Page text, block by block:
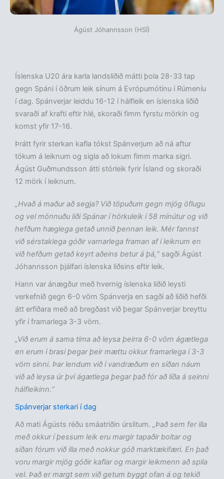
Ágúst Jóhannsson (HSÍ)
Íslenska U20 ára karla landsliðið mátti þola 28-33 tap
gegn Spáni í öðrum leik sínum á Evrópumótinu í Rúmeníu
í dag. Spánverjar leiddu 16-12 í hálfleik en íslenska liðið
svaraði af krafti eftir hlé, skoraði fimm fyrstu mörkin og
komst yfir 17-16.
Þrátt fyrir sterkan kafla tókst Spánverjum að ná aftur
tökum á leiknum og sigla að lokum fimm marka sigri.
Ágúst Guðmundsson átti stórleik fyrir Ísland og skoraði
12 mörk í leiknum.
„Hvað á maður að segja? Við töpuðum gegn mjög öflugu
og vel mönnuðu liði Spánar í hörkuleik í 58 mínútur og við
hefðum hæglega getað unnið þennan leik. Mér fannst
við sérstaklega góðir varnarlega framan af í leiknum en
við hefðum getað keyrt aðeins betur á þá,“ sagði Ágúst
Jóhannsson þjálfari íslenska liðsins eftir leik.
Hann var ánægður með hvernig íslenska liðið leysti
verkefnið gegn 6-0 vörn Spánverja en sagði að liðið hefði
átt erfiðara með að bregðast við þegar Spánverjar breyttu
yfir í framarlega 3-3 vörn.
„Við erum á sama tíma að leysa þeirra 6-0 vörn ágætlega
en erum í brasi þegar þeir mættu okkur framarlega í 3-3
vörn sinni. Þar lendum við í vandræðum en síðan náum
við að leysa úr því ágætlega þegar það fór að líða á seinni
hálfleikinn.“
Spánverjar sterkari í dag
Að mati Ágústs réðu smáatriðin úrslitum. „Það sem fer illa
með okkur í þessum leik eru margir tapaðir boltar og
síðan fórum við illa með nokkur góð marktækifæri. En það
voru margir mjög góðir kaflar og margir leikmenn að spila
vel. Það er margt sem við getum byggt ofan á og tekið